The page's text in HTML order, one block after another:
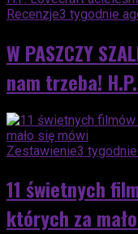
Recenzje3 tygodnie
W PASZCZY
nam trzeba!
Zestawienie3
11 świetnych
których za